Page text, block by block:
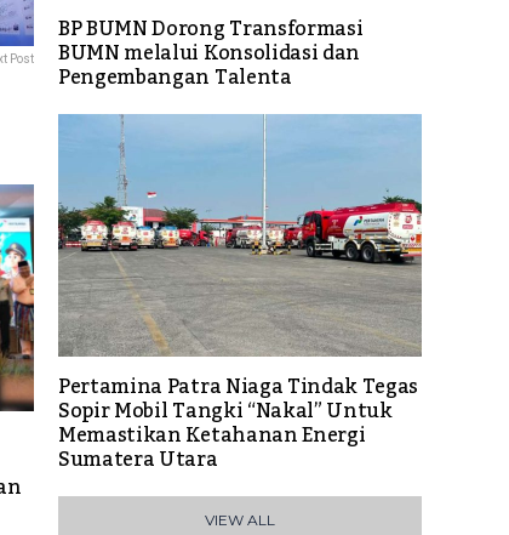
Post
BP BUMN Dorong Transformasi
BUMN melalui Konsolidasi dan
Pengembangan Talenta
Pertamina Patra Niaga Tindak Tegas
Sopir Mobil Tangki “Nakal” Untuk
Memastikan Ketahanan Energi
Sumatera Utara
VIEW ALL